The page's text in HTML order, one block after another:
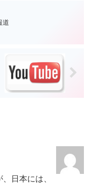
道
日本には、